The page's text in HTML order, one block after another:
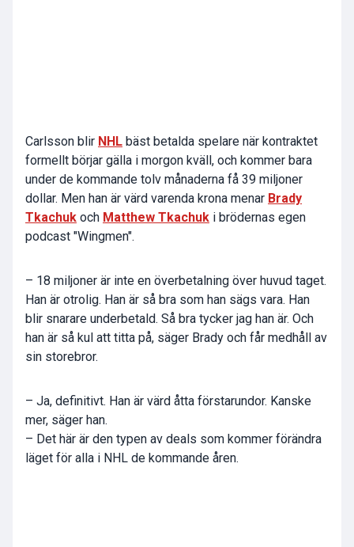
Carlsson blir NHL bäst betalda spelare när kontraktet
formellt börjar gälla i morgon kväll, och kommer bara
under de kommande tolv månaderna få 39 miljoner
dollar. Men han är värd varenda krona menar Brady
Tkachuk och Matthew Tkachuk i brödernas egen
podcast "Wingmen".
– 18 miljoner är inte en överbetalning över huvud taget.
Han är otrolig. Han är så bra som han sägs vara. Han
blir snarare underbetald. Så bra tycker jag han är. Och
han är så kul att titta på, säger Brady och får medhåll av
sin storebror.
– Ja, definitivt. Han är värd åtta förstarundor. Kanske
mer, säger han.
– Det här är den typen av deals som kommer förändra
läget för alla i NHL de kommande åren.